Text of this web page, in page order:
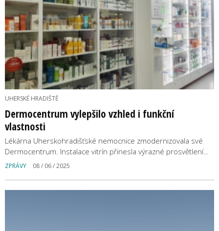
UHERSKÉ HRADIŠTĚ
Dermocentrum vylepšilo vzhled i funkční
vlastnosti
Lékárna Uherskohradišťské nemocnice zmodernizovala své
Dermocentrum. Instalace vitrín přinesla výrazné prosvětlení…
ZPRÁVY 08 / 06 / 2025